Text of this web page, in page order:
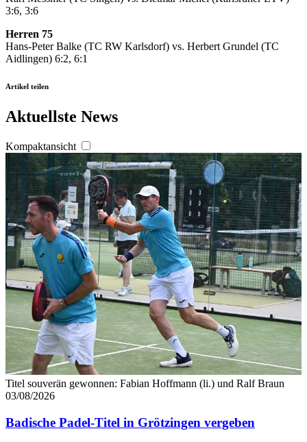
3:6, 3:6
Herren 75
Hans-Peter Balke (TC RW Karlsdorf) vs. Herbert Grundel (TC
Aidlingen) 6:2, 6:1
Artikel teilen
Aktuellste News
Kompaktansicht
Titel souverän gewonnen: Fabian Hoffmann (li.) und Ralf Braun
03/08/2026
Badische Padel-Titel in Grötzingen vergeben